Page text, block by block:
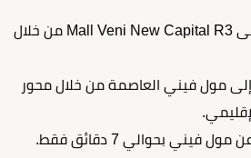
يسهل الوصول بسرعة إلى Mall Veni New Capital R3 من خلال
مول فيني العاصمة من خلال محور
بحوالي 7 دقائق فقط.